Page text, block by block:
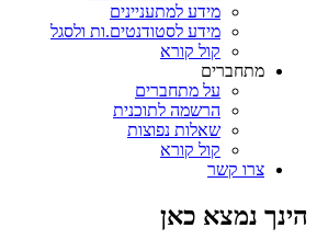
מידע למתעניינים
מידע לסטודנטים.ות ולסגל
קול קורא
מתחברים
על מתחברים
הרשמה לתוכנית
שאלות נפוצות
קול קורא
צרו קשר
הינך נמצא כאן